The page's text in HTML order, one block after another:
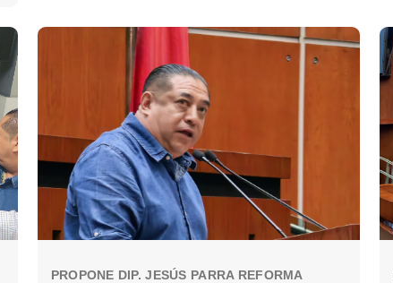
PROPONE DIP. JESÚS PARRA REFORMA